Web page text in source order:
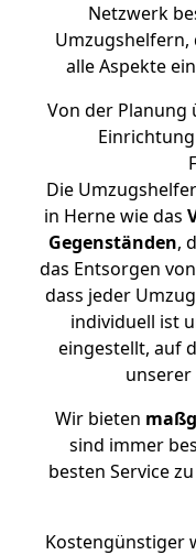
Netzwerk
Umzugshelfern,
alle Aspekte
Von der Planung
Die
in Herne wie das
Gegenständen,
das Entsorgen
dass jeder
individuell ist
eingestellt, auf
unserer
Wir bieten
sind immer
besten Service
Kostengünstiger